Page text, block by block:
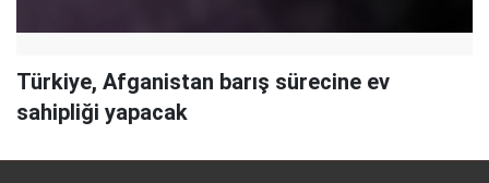
Türkiye, Afganistan barış sürecine ev
sahipliği yapacak